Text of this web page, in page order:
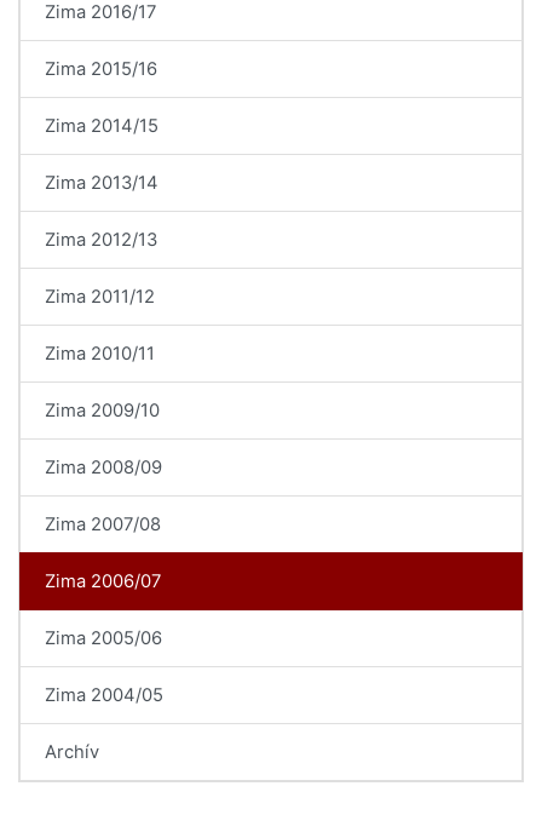
Zima 2016/17
Zima 2015/16
Zima 2014/15
Zima 2013/14
Zima 2012/13
Zima 2011/12
Zima 2010/11
Zima 2009/10
Zima 2008/09
Zima 2007/08
Zima 2006/07
Zima 2005/06
Zima 2004/05
Archív